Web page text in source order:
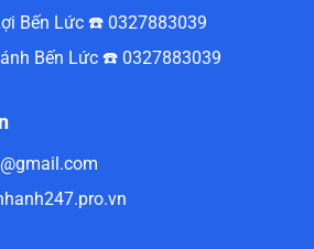
Bến Lức ☎️ 0327883039
Bến Lức ☎️ 0327883039